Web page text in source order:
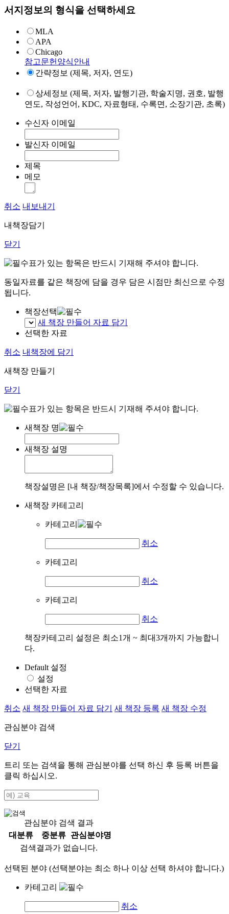
서지정보의 형식을 선택하세요
MLA
APA
Chicago
참고문헌양식안내
간략정보 (제목, 저자, 연도)
상세정보 (제목, 저자, 발행기관, 학술지명, 권호, 발행
연도, 작성언어, KDC, 자료형태, 수록면, 소장기관, 초록)
수신자 이메일
발신자 이메일
제목
메모
취소 내보내기
내책장담기
닫기
표가 있는 항목은 반드시 기재해 주셔야 합니다.
동일자료를 같은 책장에 담을 경우 담은 시점만 최신으로 수정
됩니다.
책장선택
새 책장 만들어 자료 담기
선택한 자료
취소 내책장에 담기
새책장 만들기
닫기
표가 있는 항목은 반드시 기재해 주셔야 합니다.
새책장 명
새책장 설명
책장설명은 [내 책장/책장목록]에서 수정할 수 있습니다.
새책장 카테고리
카테고리
취소
카테고리
취소
카테고리
취소
책장카테고리 설정은 최소1개 ~ 최대3개까지 가능합니
다.
Default 설정
설정
선택한 자료
취소 새 책장 만들어 자료 담기 새 책장 등록 새 책장 수정
관심분야 검색
닫기
트리 또는 검색을 통해 관심분야를 선택 하신 후 등록 버튼을
클릭 하십시오.
관심분야 검색 결과
대분류
중분류
관심분야명
검색결과가 없습니다.
선택된 분야 (선택분야는 최소 하나 이상 선택 하셔야 합니다.)
카테고리
취소